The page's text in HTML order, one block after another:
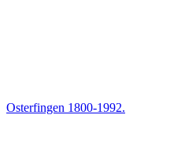
Osterfingen 1800-1992.